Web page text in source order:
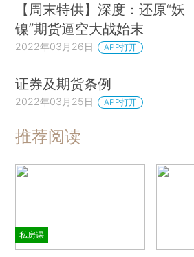
【周末特供】深度：还原“妖
镍”期货逼空大战始末
2022年03月26日 APP打开
证券及期货条例
2022年03月25日 APP打开
推荐阅读
私房课